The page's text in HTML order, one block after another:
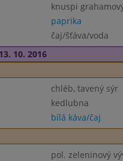
knuspi
paprika
čaj/šťáva/voda
10. 2016
chléb, tavený sýr
kedlubna
bílá káva/čaj
pol. zeleninový